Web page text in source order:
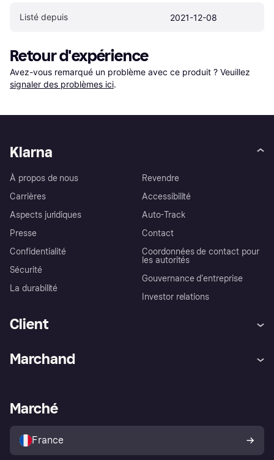
Listé depuis 2021-12-08
Retour d'expérience
Avez-vous remarqué un problème avec ce produit ? Veuillez
signaler des problèmes ici.
Klarna
À propos de nous
Carrières
Aspects juridiques
Presse
Confidentialité
Sécurité
La durabilité
Revendre
Accessibilité
Auto-Track
Contact
Coordonnées de contact pour
les autorités
Gouvernance d’entreprise
Investor relations
Client
Explorez les magasins
Politique de protection de
l’acheteur Klarna
Marchand
Portail Marchand
Marché
France